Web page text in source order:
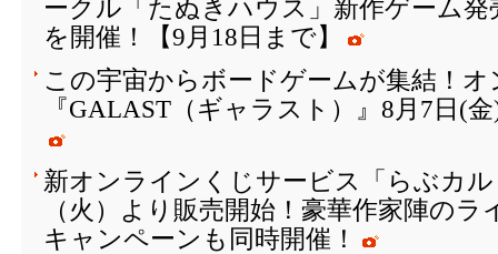
ークル「たぬきハウス」新作ゲーム
を開催！【9月18日まで】
この宇宙からボードゲームが集結！
『GALAST（ギャラスト）』8月7日(
新オンラインくじサービス「らぶカ
（火）より販売開始！豪華作家陣の
キャンペーンも同時開催！